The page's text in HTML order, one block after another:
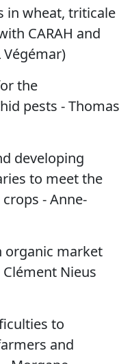
in wheat, triticale
CARAH and
Végémar)
the
pests - Thomas
developing
to meet the
- Anne-
organic market
Nieus
to
and